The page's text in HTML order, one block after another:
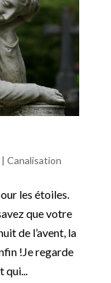
Canalisation
les étoiles.
que votre
de l’avent, la
!Je regarde